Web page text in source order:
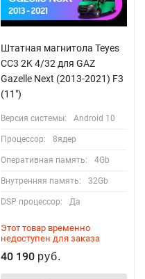
Штатная магнитола Teyes
CC3 2K 4/32 для GAZ
Gazelle Next (2013-2021) F3
(11")
Версия системы: Android 10
Процессор: 8ядер
Оперативная память: 4Gb
Внутренняя память: 32Gb
DSP процессор: Да
Этот товар временно
недоступен для заказа
40 190 руб.